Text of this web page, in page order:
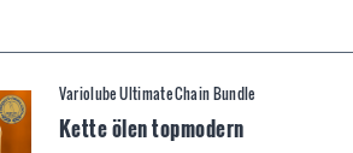
Variolube Ultimate Chain Bundle
Kette ölen topmodern